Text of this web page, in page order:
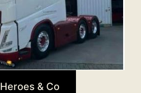
Heroes & Co